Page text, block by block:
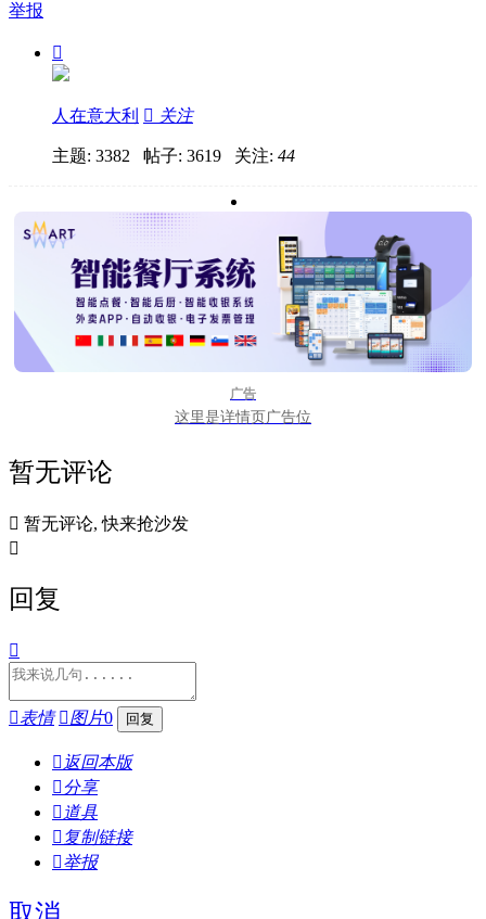
举报

人在意大利  关注
主题: 3382 帖子: 3619 关注: 44
广告
这里是详情页广告位
暂无评论
 暂无评论, 快来抢沙发

回复

表情 图片0
 返回本版
分享
 道具
 复制链接
举报
取消